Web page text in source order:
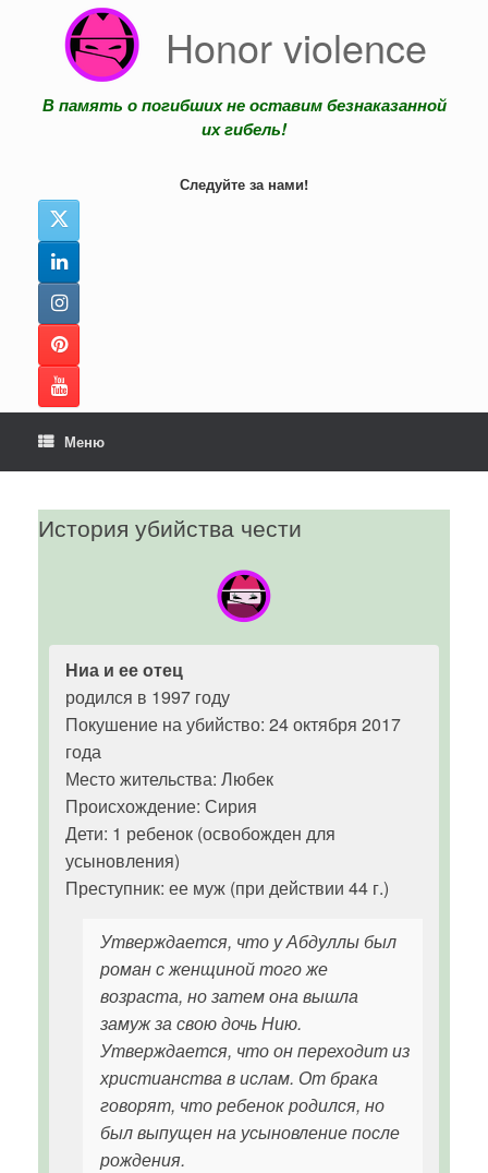
содержанию
Honor violence
В память о погибших не оставим безнаказанной
их гибель!
Следуйте за нами!
Меню
История убийства чести
Ниа и ее отец
родился в 1997 году
Покушение на убийство: 24 октября 2017
года
Место жительства: Любек
Происхождение: Сирия
Дети: 1 ребенок (освобожден для
усыновления)
Преступник: ее муж (при действии 44 г.)
Утверждается, что у Абдуллы был
роман с женщиной того же
возраста, но затем она вышла
замуж за свою дочь Нию.
Утверждается, что он переходит из
христианства в ислам. От брака
говорят, что ребенок родился, но
был выпущен на усыновление после
рождения.